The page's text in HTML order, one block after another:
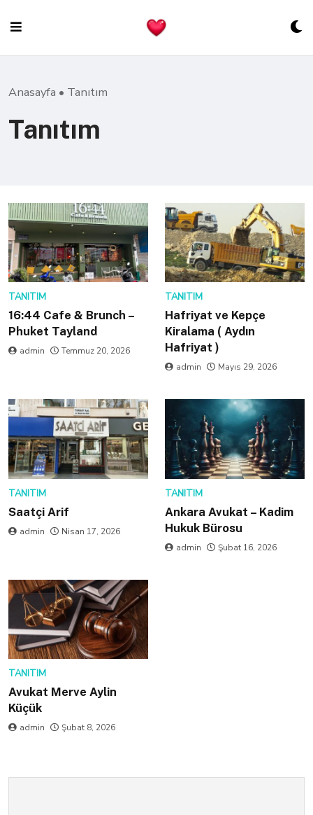
content
Anasayfa • Tanıtım
Tanıtım
TANITIM
16:44 Cafe & Brunch –
Phuket Tayland
admin Temmuz 20, 2026
TANITIM
Hafriyat ve Kepçe
Kiralama ( Aydın
Hafriyat )
admin Mayıs 29, 2026
TANITIM
Saatçi Arif
admin Nisan 17, 2026
TANITIM
Ankara Avukat – Kadim
Hukuk Bürosu
admin Şubat 16, 2026
TANITIM
Avukat Merve Aylin
Küçük
admin Şubat 8, 2026